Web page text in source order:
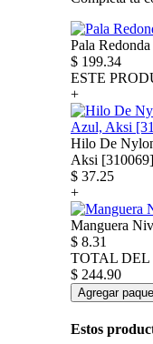
Pala
$ 199.34
ESTE
+
Hilo De
Aksi [310069]
$ 37.25
+
Manguera
$ 8.31
TOTAL DEL
$ 244.90
Agregar
Estos